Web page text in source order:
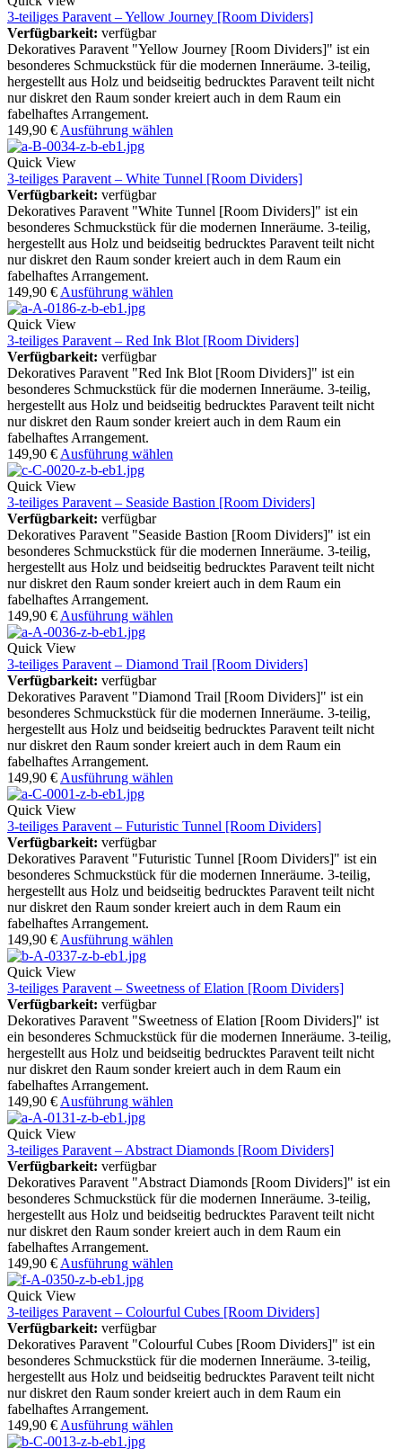
3-teiliges Paravent – Yellow Journey [Room Dividers]
Verfügbarkeit: verfügbar
Dekoratives Paravent "Yellow Journey [Room Dividers]" ist ein
besonderes Schmuckstück für die modernen Inneräume. 3-teilig,
hergestellt aus Holz und beidseitig bedrucktes Paravent teilt nicht
nur diskret den Raum sonder kreiert auch in dem Raum ein
fabelhaftes Arrangement.
149,90 € Ausführung wählen
Quick View
3-teiliges Paravent – White Tunnel [Room Dividers]
Verfügbarkeit: verfügbar
Dekoratives Paravent "White Tunnel [Room Dividers]" ist ein
besonderes Schmuckstück für die modernen Inneräume. 3-teilig,
hergestellt aus Holz und beidseitig bedrucktes Paravent teilt nicht
nur diskret den Raum sonder kreiert auch in dem Raum ein
fabelhaftes Arrangement.
149,90 € Ausführung wählen
Quick View
3-teiliges Paravent – Red Ink Blot [Room Dividers]
Verfügbarkeit: verfügbar
Dekoratives Paravent "Red Ink Blot [Room Dividers]" ist ein
besonderes Schmuckstück für die modernen Inneräume. 3-teilig,
hergestellt aus Holz und beidseitig bedrucktes Paravent teilt nicht
nur diskret den Raum sonder kreiert auch in dem Raum ein
fabelhaftes Arrangement.
149,90 € Ausführung wählen
Quick View
3-teiliges Paravent – Seaside Bastion [Room Dividers]
Verfügbarkeit: verfügbar
Dekoratives Paravent "Seaside Bastion [Room Dividers]" ist ein
besonderes Schmuckstück für die modernen Inneräume. 3-teilig,
hergestellt aus Holz und beidseitig bedrucktes Paravent teilt nicht
nur diskret den Raum sonder kreiert auch in dem Raum ein
fabelhaftes Arrangement.
149,90 € Ausführung wählen
Quick View
3-teiliges Paravent – Diamond Trail [Room Dividers]
Verfügbarkeit: verfügbar
Dekoratives Paravent "Diamond Trail [Room Dividers]" ist ein
besonderes Schmuckstück für die modernen Inneräume. 3-teilig,
hergestellt aus Holz und beidseitig bedrucktes Paravent teilt nicht
nur diskret den Raum sonder kreiert auch in dem Raum ein
fabelhaftes Arrangement.
149,90 € Ausführung wählen
Quick View
3-teiliges Paravent – Futuristic Tunnel [Room Dividers]
Verfügbarkeit: verfügbar
Dekoratives Paravent "Futuristic Tunnel [Room Dividers]" ist ein
besonderes Schmuckstück für die modernen Inneräume. 3-teilig,
hergestellt aus Holz und beidseitig bedrucktes Paravent teilt nicht
nur diskret den Raum sonder kreiert auch in dem Raum ein
fabelhaftes Arrangement.
149,90 € Ausführung wählen
Quick View
3-teiliges Paravent – Sweetness of Elation [Room Dividers]
Verfügbarkeit: verfügbar
Dekoratives Paravent "Sweetness of Elation [Room Dividers]" ist
ein besonderes Schmuckstück für die modernen Inneräume. 3-teilig,
hergestellt aus Holz und beidseitig bedrucktes Paravent teilt nicht
nur diskret den Raum sonder kreiert auch in dem Raum ein
fabelhaftes Arrangement.
149,90 € Ausführung wählen
Quick View
3-teiliges Paravent – Abstract Diamonds [Room Dividers]
Verfügbarkeit: verfügbar
Dekoratives Paravent "Abstract Diamonds [Room Dividers]" ist ein
besonderes Schmuckstück für die modernen Inneräume. 3-teilig,
hergestellt aus Holz und beidseitig bedrucktes Paravent teilt nicht
nur diskret den Raum sonder kreiert auch in dem Raum ein
fabelhaftes Arrangement.
149,90 € Ausführung wählen
Quick View
3-teiliges Paravent – Colourful Cubes [Room Dividers]
Verfügbarkeit: verfügbar
Dekoratives Paravent "Colourful Cubes [Room Dividers]" ist ein
besonderes Schmuckstück für die modernen Inneräume. 3-teilig,
hergestellt aus Holz und beidseitig bedrucktes Paravent teilt nicht
nur diskret den Raum sonder kreiert auch in dem Raum ein
fabelhaftes Arrangement.
149,90 € Ausführung wählen